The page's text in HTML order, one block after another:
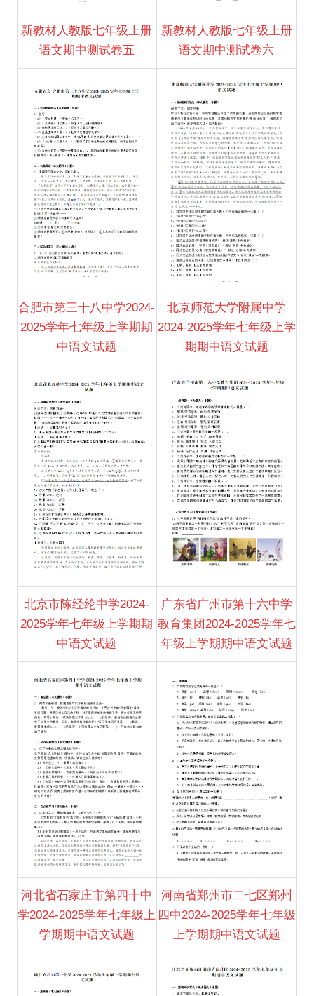
新教材人教版七年级上册
语文期中测试卷五
新教材人教版七年级上册
语文期中测试卷六
合肥市第三十八中学2024-
2025学年七年级上学期期
中语文试题
北京师范大学附属中学
2024-2025学年七年级上学
期期中语文试题
北京市陈经纶中学2024-
2025学年七年级上学期期
中语文试题
广东省广州市第十六中学
教育集团2024-2025学年七
年级上学期期中语文试题
河北省石家庄市第四十中
学2024-2025学年七年级上
学期期中语文试题
河南省郑州市二七区郑州
四中2024-2025学年七年级
上学期期中语文试题